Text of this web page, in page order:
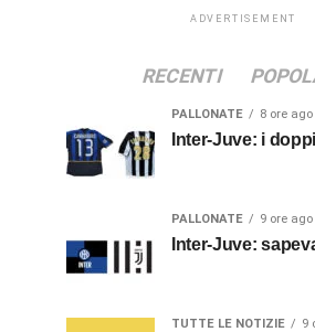
ADVERTISEMENT
RECENTI
PALLONATE 8 ore ago
Inter-Juve: i
PALLONATE 9 ore ago
Inter-Juve:
TUTTE LE NOTIZIE 9